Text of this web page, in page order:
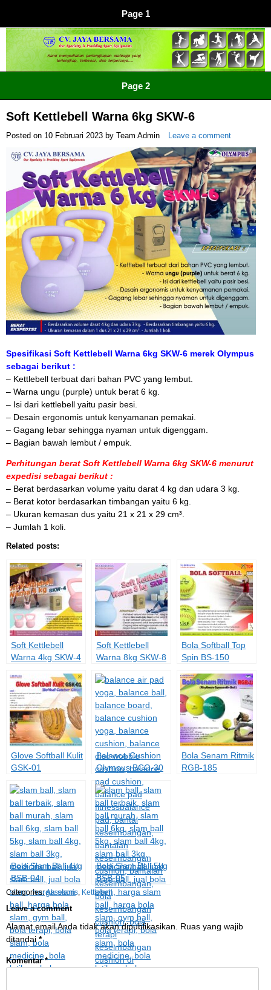
Page 1
CV JAYA BERSAMA Co Id
Menyediakan Semua Perlengkapan Olahraga Yang
Page 2
Soft Kettlebell Warna 6kg SKW-6
Posted on 10 Februari 2023 by Team Admin Leave a comment
Spesifikasi Soft Kettlebell Warna 6kg SKW-6 merek Olympus
sebagai berikut :
– Kettlebell terbuat dari bahan PVC yang lembut.
– Warna ungu (purple) untuk berat 6 kg.
– Isi dari kettlebell yaitu pasir besi.
– Desain ergonomis untuk kenyamanan pemakai.
– Gagang lebar sehingga nyaman untuk digenggam.
– Bagian bawah lembut / empuk.
Perhitungan berat Soft Kettlebell Warna 6kg SKW-6 menurut
expedisi sebagai berikut :
– Berat berdasarkan volume yaitu darat 4 kg dan udara 3 kg.
– Berat kotor berdasarkan timbangan yaitu 6 kg.
– Ukuran kemasan dus yaitu 21 x 21 x 29 cm³.
– Jumlah 1 koli.
Related posts:
Soft Kettlebell
Warna 4kg SKW-4
Soft Kettlebell
Warna 8kg SKW-8
Bola Softball Top
Spin BS-150
Glove Softball Kulit
GSK-01
Balance Cushion
Olympus BCO-30
Bola Senam Ritmik
RGB-185
Bola Slam Ball 4kg
BSB-04
Bola Slam Ball 5kg
BSB-05
Categories:Aksesoris Kettlebell
Leave a comment
Alamat email Anda tidak akan dipublikasikan.
Ruas yang wajib
ditandai *
Komentar*